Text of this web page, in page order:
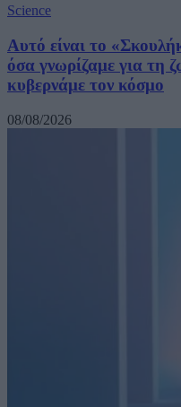
Science
Αυτό είναι το
όσα γνωρίζαμε για τη
κυβερνάμε τον κόσμο
08/08/2026